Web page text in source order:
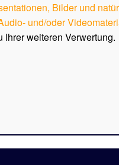
Bilder und
und/oder
Ihrer weiteren Verwertung.